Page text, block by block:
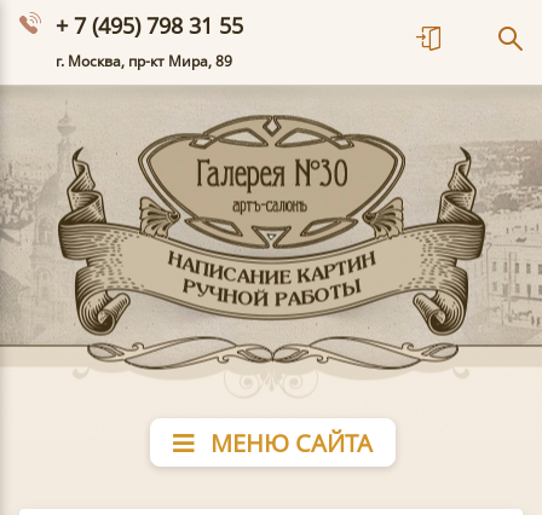
+ 7 (495) 798 31 55
г. Москва, пр-кт Мира, 89
МЕНЮ САЙТА